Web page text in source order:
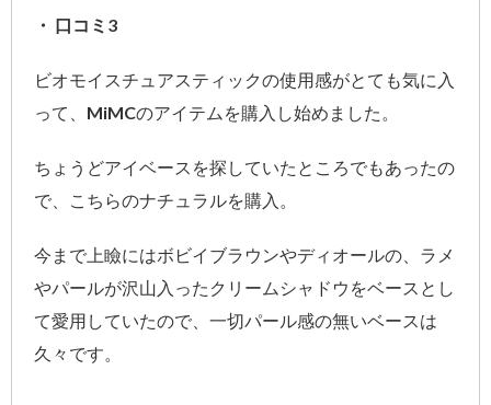
・ 口コミ3
ビオモイスチュアスティックの使用感がとても気に入
って、MiMCのアイテムを購入し始めました。
ちょうどアイベースを探していたところでもあったの
で、こちらのナチュラルを購入。
今まで上瞼にはボビイブラウンやディオールの、ラメ
やパールが沢山入ったクリームシャドウをベースとし
て愛用していたので、一切パール感の無いベースは
久々です。